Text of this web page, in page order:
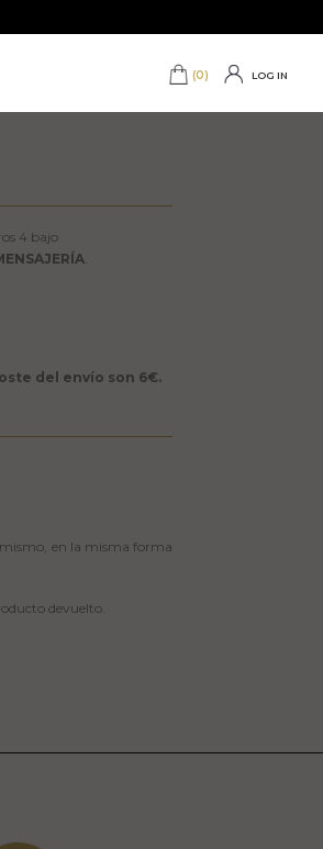
LOG IN
(0)
4 bajo
.
del envío son 6€.
en la misma forma
devuelto.